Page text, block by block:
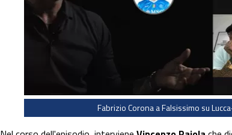
Fabrizio Corona a Falsissimo su